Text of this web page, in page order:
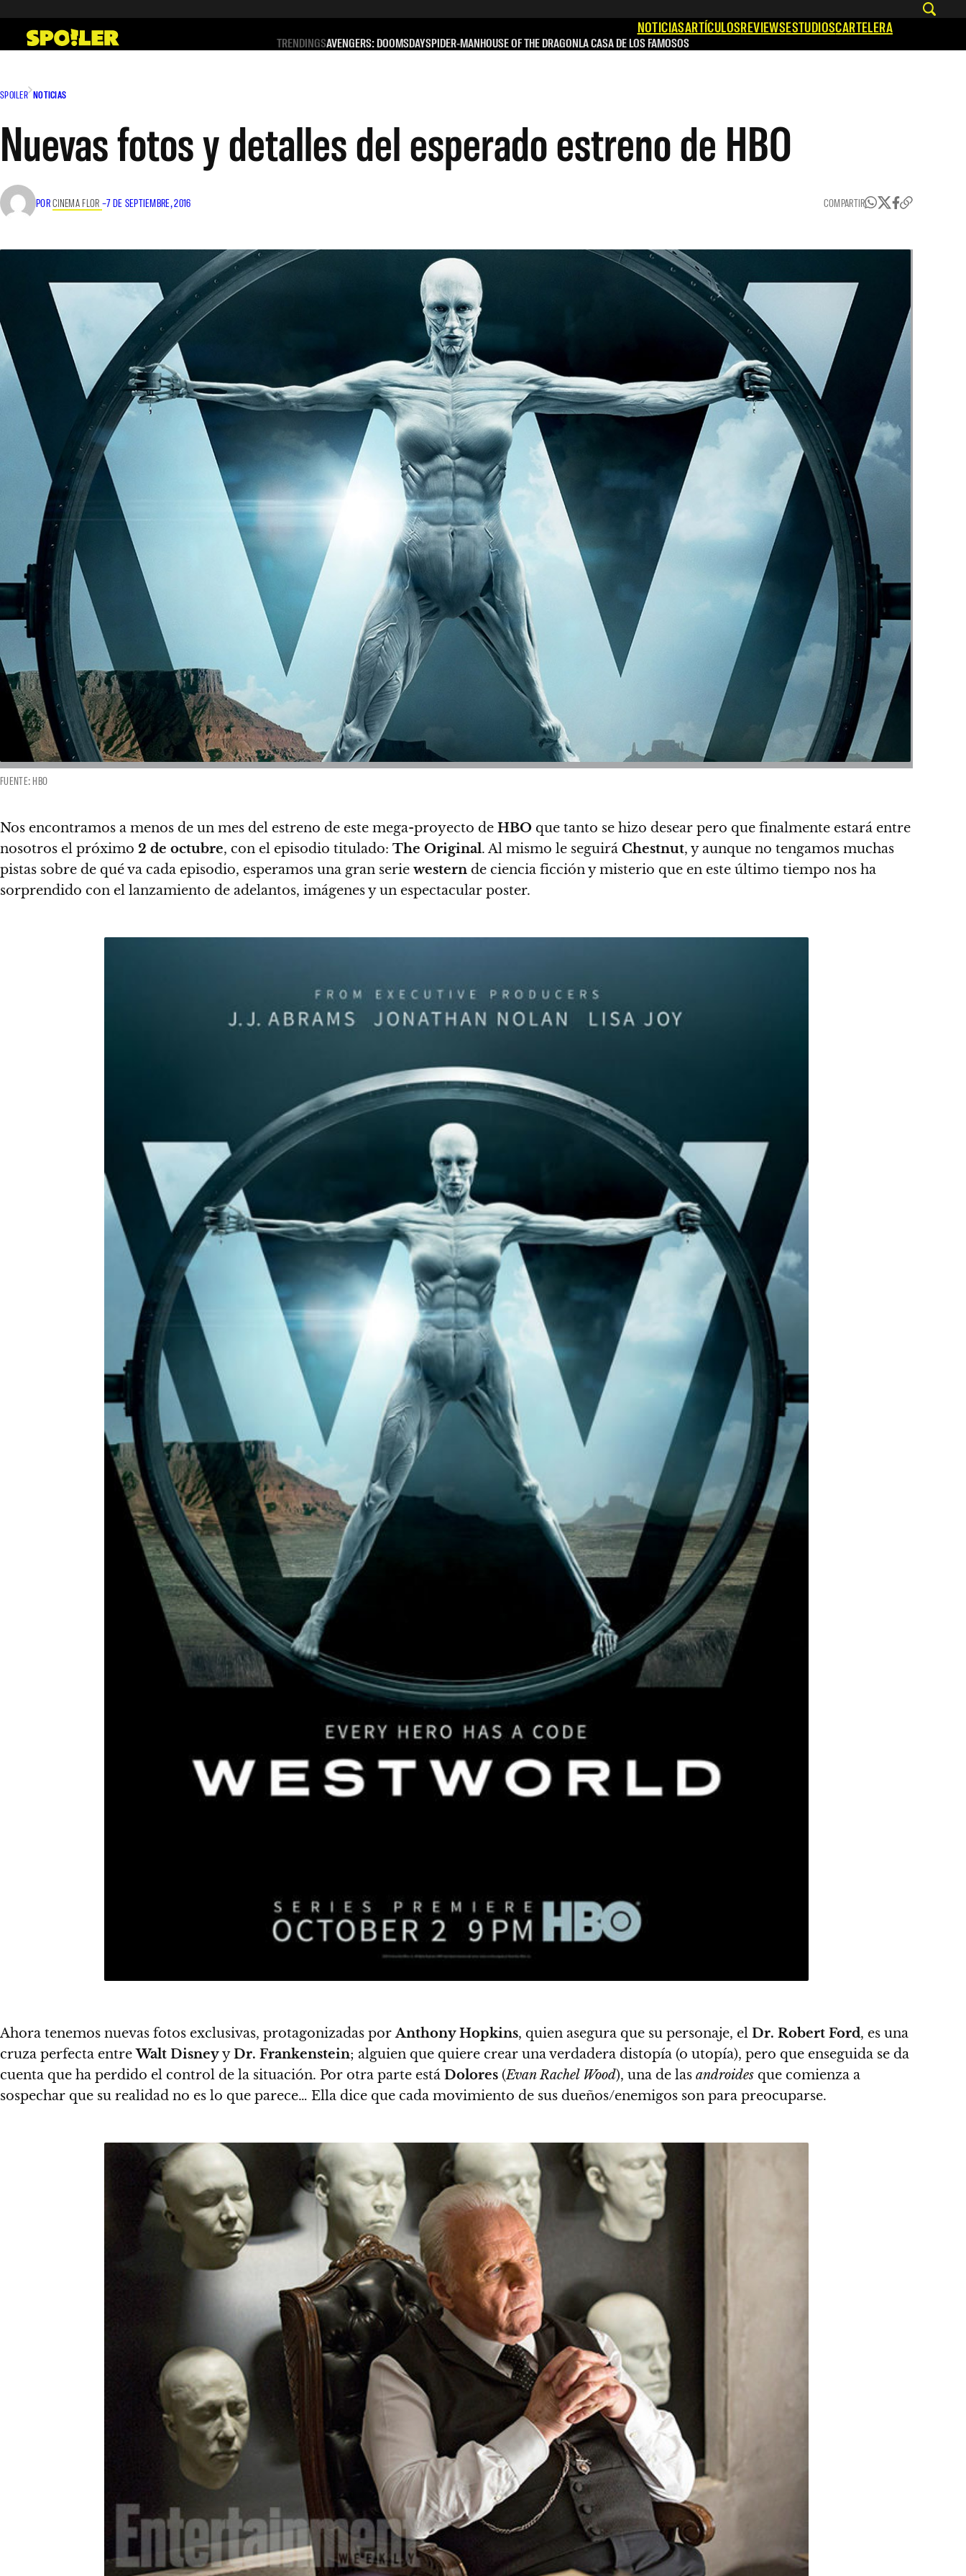
contenido
NOTICIASARTÍCULOSREVIEWSESTUDIOSCARTELERA
TRENDINGSAVENGERS: DOOMSDAYSPIDER-MANHOUSE OF THE DRAGONLA CASA DE LOS FAMOSOS
SPOILER NOTICIAS
Nuevas fotos y detalles del esperado estreno de HBO
PORCINEMA FLOR –7 DE SEPTIEMBRE, 2016 COMPARTIR
FUENTE: HBO
Nos encontramos a menos de un mes del estreno de este mega-proyecto de HBO que tanto se hizo desear pero que finalmente estará entre
nosotros el próximo 2 de octubre, con el episodio titulado: The Original. Al mismo le seguirá Chestnut, y aunque no tengamos muchas
pistas sobre de qué va cada episodio, esperamos una gran serie western de ciencia ficción y misterio que en este último tiempo nos ha
sorprendido con el lanzamiento de adelantos, imágenes y un espectacular poster.
Ahora tenemos nuevas fotos exclusivas, protagonizadas porAnthony Hopkins, quien asegura que su personaje, el Dr. Robert Ford, es una
cruza perfecta entreWalt DisneyyDr. Frankenstein; alguien que quiere crear una verdadera distopía (o utopía), pero que enseguida se da
cuenta que ha perdido el control de la situación. Por otra parte está Dolores (Evan Rachel Wood), una de las androides que comienza a
sospechar que su realidad no es lo que parece… Ella dice que cada movimiento de sus dueños/enemigos son para preocuparse.